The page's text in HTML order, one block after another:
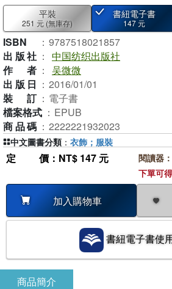
平裝
251 元 (無庫存)
書紐電子書
147 元
ISBN ： 9787518021857
出版社 ： 中国纺织出版社
作者 ： 吴微微
出版日 ： 2016/01/01
裝訂 ： 電子書
檔案格式 ： EPUB
商品碼 ： 2222221932023
定價 ：NT$ 147 元
加入購物車
閱讀器
下單可
書紐電子書使
中文圖書分類 ： 衣飾；服裝
商品簡介